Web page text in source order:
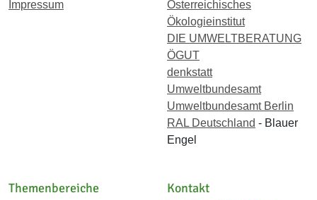
Impressum
Österreichisches
Ökologieinstitut
DIE UMWELTBERATUNG
ÖGUT
denkstatt
Umweltbundesamt
Umweltbundesamt Berlin
RAL Deutschland - Blauer
Engel
Themenbereiche
Kontakt